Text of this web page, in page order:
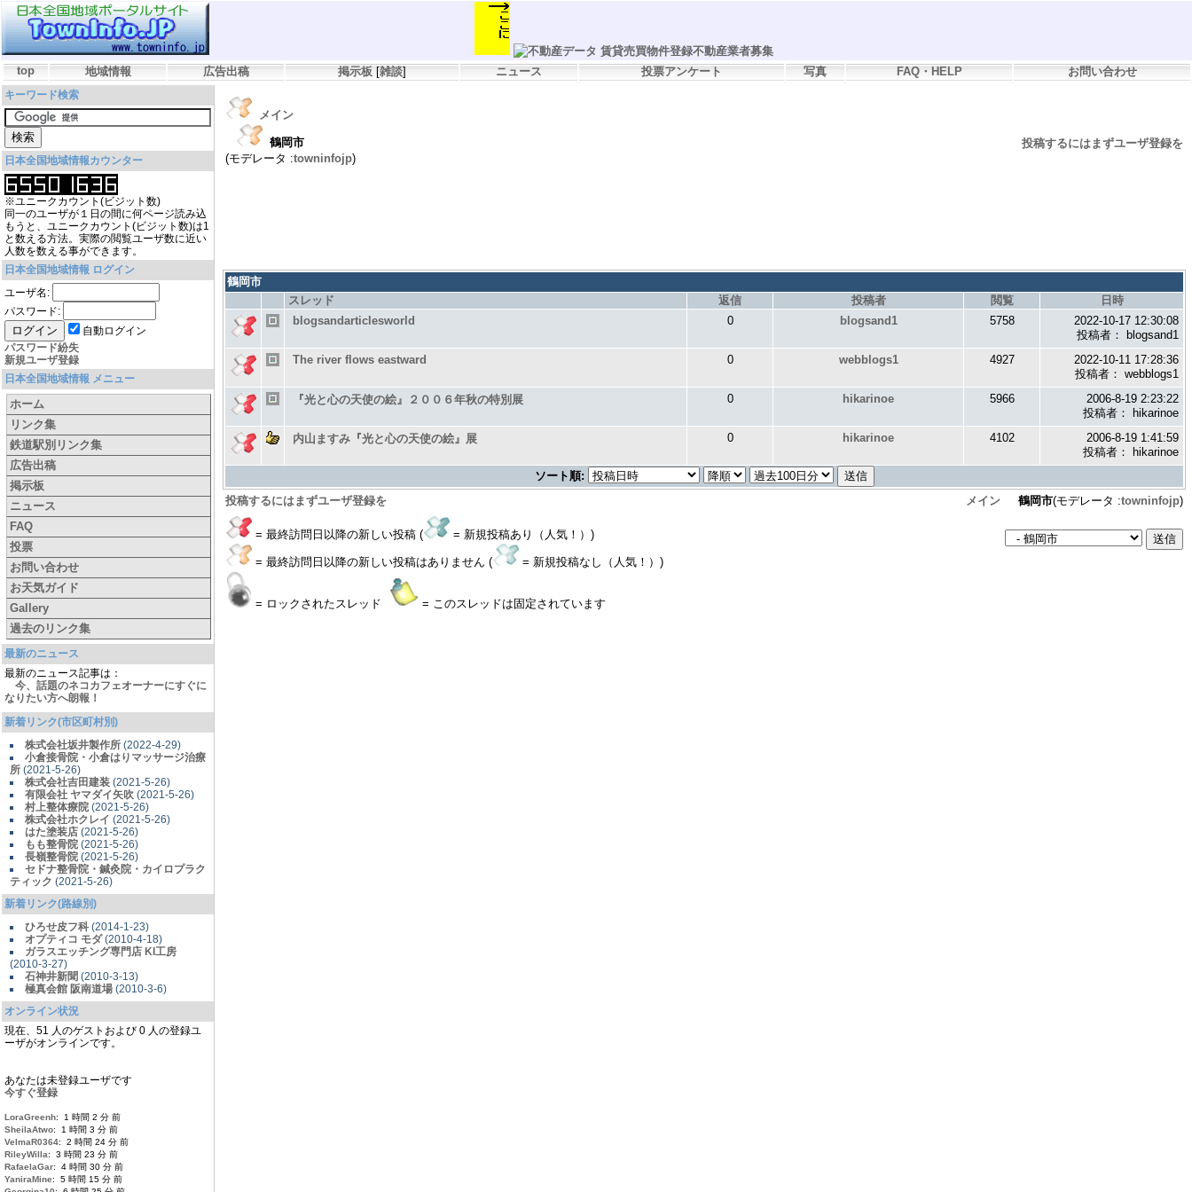
top 地域情報 広告出稿 掲示板 [雑談] ニュース 投票アンケート 写真 FAQ・HELP お問い合わせ
キーワード検索
日本全国地域情報カウンター
※ユニークカウント(ビジット数)
同一のユーザが１日の間に何ページ読み込
もうと、ユニークカウント(ビジット数)は1
と数える方法。実際の閲覧ユーザ数に近い
人数を数える事ができます。
日本全国地域情報 ログイン
ユーザ名:
パスワード:
自動ログイン
パスワード紛失
新規ユーザ登録
日本全国地域情報 メニュー
ホーム
リンク集
鉄道駅別リンク集
広告出稿
掲示板
ニュース
FAQ
投票
お問い合わせ
お天気ガイド
Gallery
過去のリンク集
最新のニュース
最新のニュース記事は：
今、話題のネコカフェオーナーにすぐに
なりたい方へ朗報！
新着リンク(市区町村別)
株式会社坂井製作所 (2022-4-29)
小倉接骨院・小倉はりマッサージ治療
所 (2021-5-26)
株式会社吉田建装 (2021-5-26)
有限会社 ヤマダイ矢吹 (2021-5-26)
村上整体療院 (2021-5-26)
株式会社ホクレイ (2021-5-26)
はた塗装店 (2021-5-26)
もも整骨院 (2021-5-26)
長嶺整骨院 (2021-5-26)
セドナ整骨院・鍼灸院・カイロプラク
ティック (2021-5-26)
新着リンク(路線別)
ひろせ皮フ科 (2014-1-23)
オプティコ モダ(2010-4-18)
ガラスエッチング専門店 KI工房
(2010-3-27)
石神井新聞 (2010-3-13)
極真会館 阪南道場 (2010-3-6)
オンライン状況
現在、51 人のゲストおよび 0 人の登録ユ
ーザがオンラインです。
あなたは未登録ユーザです
今すぐ登録
LoraGreenh: 1 時間 2 分 前
SheilaAtwo: 1 時間 3 分 前
VelmaR0364: 2 時間 24 分 前
RileyWilla: 3 時間 23 分 前
RafaelaGar: 4 時間 30 分 前
YaniraMine: 5 時間 15 分 前
メイン
鶴岡市
(モデレータ :towninfojp)
投稿するにはまずユーザ登録を
鶴岡市
スレッド
返信 投稿者 閲覧
日時
blogsandarticlesworld
0 blogsand1 5758
2022-10-17 12:30:08
投稿者： blogsand1
The river flows eastward
0 webblogs1 4927
2022-10-11 17:28:36
投稿者： webblogs1
『光と心の天使の絵』２００６年秋の特別展
0 hikarinoe 5966
2006-8-19 2:23:22
投稿者： hikarinoe
内山ますみ『光と心の天使の絵』展
0 hikarinoe 4102
2006-8-19 1:41:59
投稿者： hikarinoe
ソート順:
投稿するにはまずユーザ登録を
メイン 鶴岡市(モデレータ :towninfojp)
= 最終訪問日以降の新しい投稿 ( = 新規投稿あり（人気！）)
= 最終訪問日以降の新しい投稿はありません ( = 新規投稿なし（人気！）)
= ロックされたスレッド = このスレッドは固定されています